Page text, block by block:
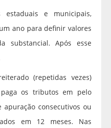
e municipais,
ano para definir valores
substancial. Após esse
(repetidas vezes)
os tributos em pelo
consecutivos ou
em 12 meses. Nas